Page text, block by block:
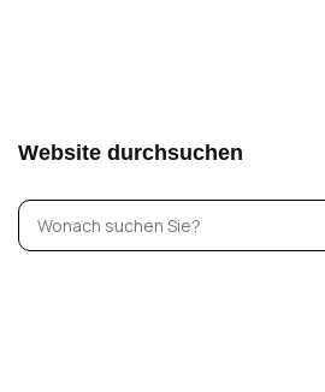
Website durchsuchen